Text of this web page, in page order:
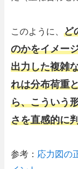
このように、ど
のかをイメー
出力した複雑
れは分布荷重
ら、こういう
さを直感的に
参考： 応力図の